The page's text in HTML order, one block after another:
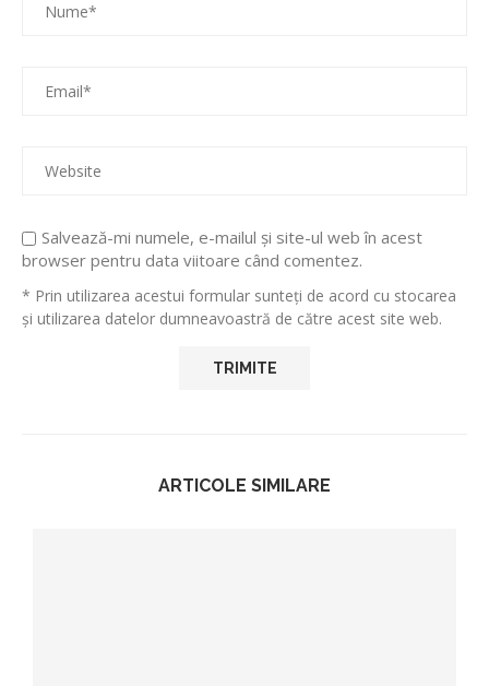
Salvează-mi numele, e-mailul și site-ul web în acest
browser pentru data viitoare când comentez.
* Prin utilizarea acestui formular sunteți de acord cu stocarea
și utilizarea datelor dumneavoastră de către acest site web.
ARTICOLE SIMILARE